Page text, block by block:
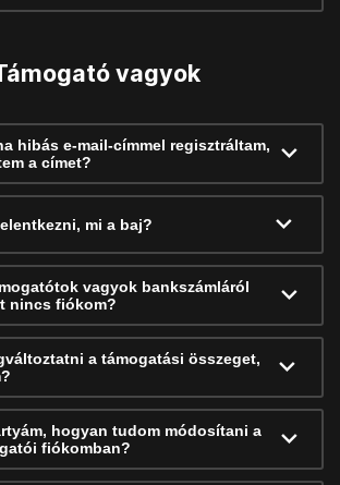
vagyok
hibás e-mail-címmel regisztráltam,
a címet?
mi a baj?
vagyok bankszámláról
nincs fiókom?
a támogatási összeget,
hogyan tudom módosítani a
fiókomban?